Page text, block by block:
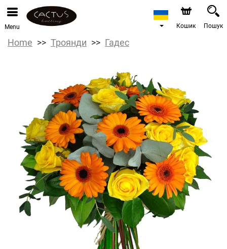
Menu Кошик Пошук
Home Троянди Гадес